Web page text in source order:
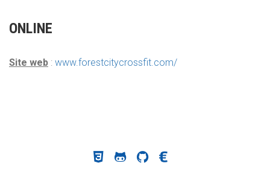
ONLINE
Site web : www.forestcitycrossfit.com/